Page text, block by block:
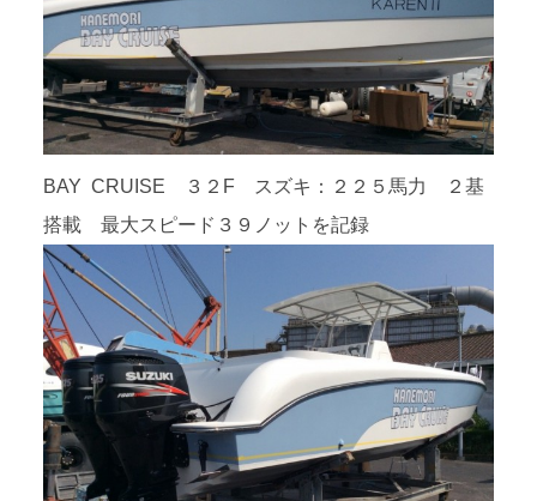
BAY CRUISE ３２F スズキ：２２５馬力 ２基
搭載 最大スピード３９ノットを記録